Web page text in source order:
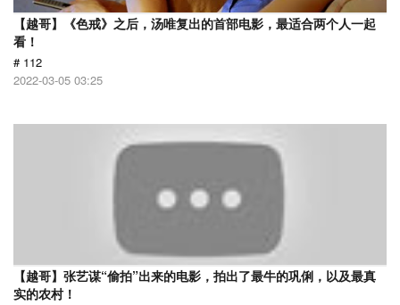
【越哥】《色戒》之后，汤唯复出的首部电影，最适合两个人一起
看！
# 112
2022-03-05 03:25
【越哥】张艺谋“偷拍”出来的电影，拍出了最牛的巩俐，以及最真
实的农村！